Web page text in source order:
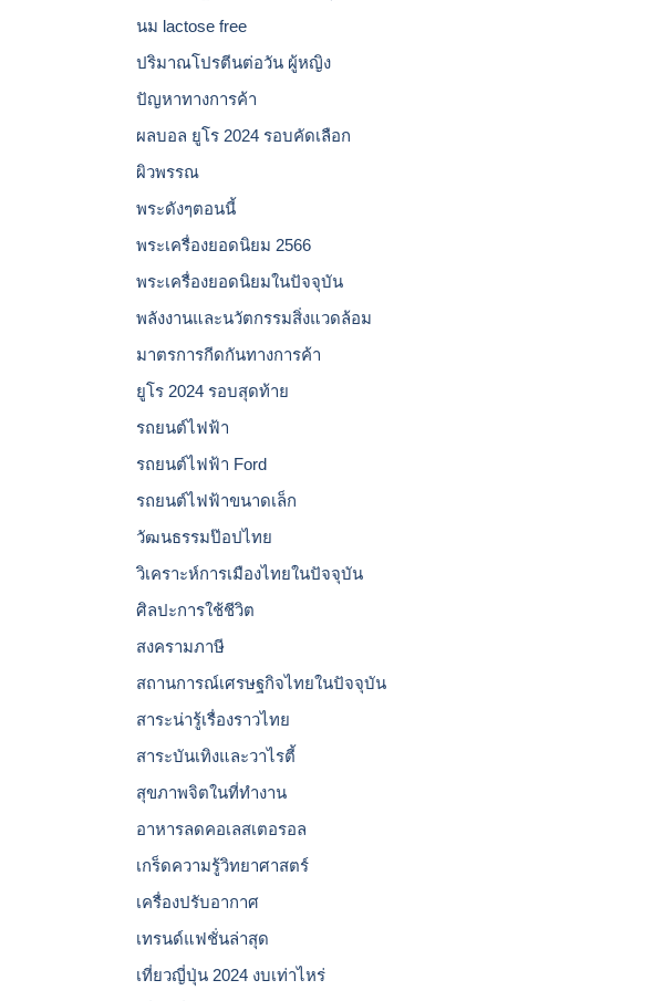
นม lactose free
ปริมาณโปรตีนต่อวัน ผู้หญิง
ปัญหาทางการค้า
ผลบอล ยูโร 2024 รอบคัดเลือก
ผิวพรรณ
พระดังๆตอนนี้
พระเครื่องยอดนิยม 2566
พระเครื่องยอดนิยมในปัจจุบัน
พลังงานและนวัตกรรมสิ่งแวดล้อม
มาตรการกีดกันทางการค้า
ยูโร 2024 รอบสุดท้าย
รถยนต์ไฟฟ้า
รถยนต์ไฟฟ้า Ford
รถยนต์ไฟฟ้าขนาดเล็ก
วัฒนธรรมป๊อปไทย
วิเคราะห์การเมืองไทยในปัจจุบัน
ศิลปะการใช้ชีวิต
สงครามภาษี
สถานการณ์เศรษฐกิจไทยในปัจจุบัน
สาระน่ารู้เรื่องราวไทย
สาระบันเทิงและวาไรตี้
สุขภาพจิตในที่ทำงาน
อาหารลดคอเลสเตอรอล
เกร็ดความรู้วิทยาศาสตร์
เครื่องปรับอากาศ
เทรนด์แฟชั่นล่าสุด
เที่ยวญี่ปุ่น 2024 งบเท่าไหร่